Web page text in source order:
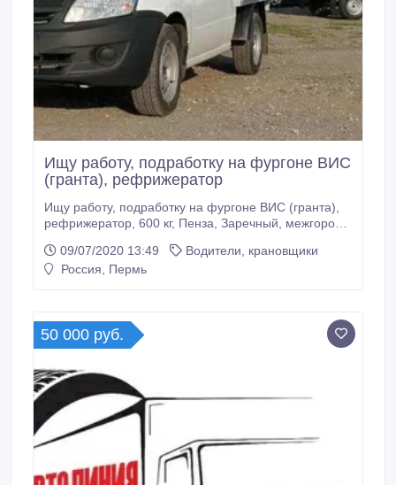
Ищу работу, подработку на фургоне ВИС
(гранта), рефрижератор
Ищу работу, подработку на фургоне ВИС (гранта),
рефрижератор, 600 кг, Пенза, Заречный, межгород,
телефону. Контактный номер телефона: 8 927 286
51 11. Олег..
09/07/2020 13:49
Водители, крановщики
Россия, Пермь
50 000 руб.